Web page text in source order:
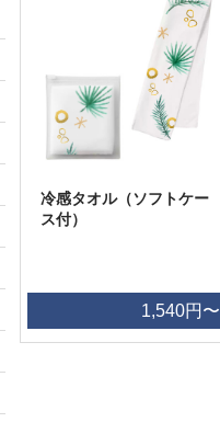
冷感タオル（ソフトケー
ス付）
1,540円〜